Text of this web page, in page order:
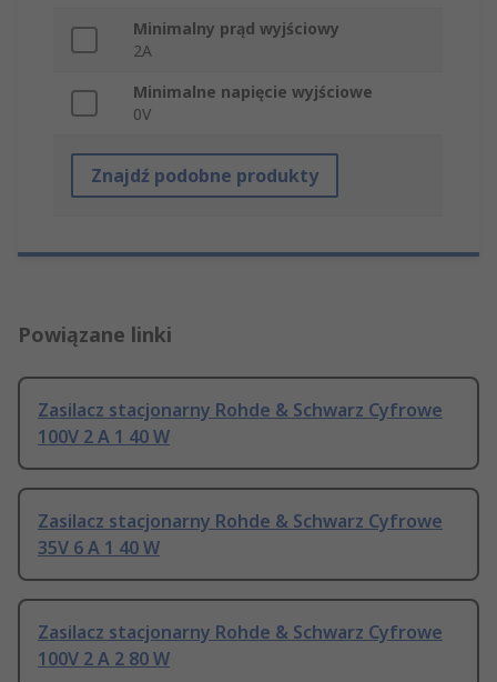
Minimalny prąd wyjściowy
2A
Minimalne napięcie wyjściowe
0V
Znajdź podobne produkty
Powiązane linki
Zasilacz stacjonarny Rohde & Schwarz Cyfrowe
100V 2 A 1 40 W
Zasilacz stacjonarny Rohde & Schwarz Cyfrowe
35V 6 A 1 40 W
Zasilacz stacjonarny Rohde & Schwarz Cyfrowe
100V 2 A 2 80 W